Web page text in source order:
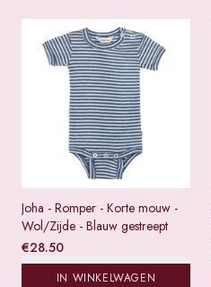
Joha - Romper - Korte mouw -
Wol/Zijde - Blauw gestreept
€28.50
IN WINKELWAGEN